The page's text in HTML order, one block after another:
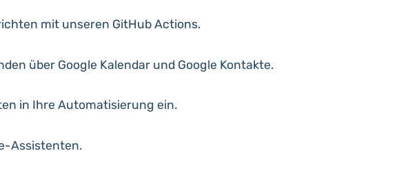
mit unseren GitHub Actions.
über Google Kalendar und Google Kontakte.
in Ihre Automatisierung ein.
Assistenten.